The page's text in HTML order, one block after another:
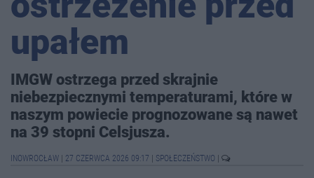
upałem
IMGW ostrzega przed skrajnie
niebezpiecznymi temperaturami, które w
naszym powiecie prognozowane są nawet
na 39 stopni Celsjusza.
INOWROCŁAW 27 CZERWCA 2026 09:17 SPOŁECZEŃSTWO